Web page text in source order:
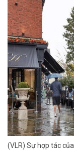
(VLR) Sự hợp tác